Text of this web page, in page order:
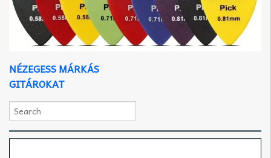
NÉZEGESS MÁRKÁS
GITÁROKAT